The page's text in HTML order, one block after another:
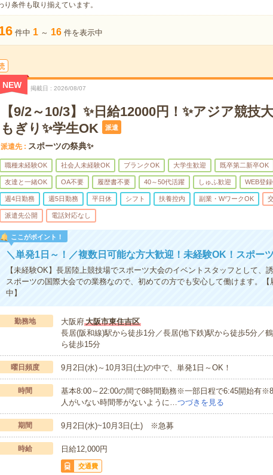
り条件も取り揃えています。
件中 1 ～ 16 件を表示中
NEW 掲載日 2026/08/07
【9/2～10/3】✨日給12000円！✨アジア競技
もぎり✨学生OK
派遣
派遣先 スポーツの祭典✨
職種未経験OK 社会人未経験OK ブランクOK 大学生歓迎 既卒第二新卒OK
友達と一緒OK OA不要 履歴書不要 40～50代活躍 しゅふ歓迎 WEB登
週4日勤務 週5日勤務 平日休 シフト 扶養控内 副業・WワークOK
派遣先公開 電話対応なし
ここがポイント！
＼単発1日～！／複数日可能な方大歓迎！未経験OK！スポー
【未経験OK】長居陸上競技場でスポーツ大会のイベントスタッフとして、
スポーツの国際大会での業務なので、初めての方でも安心して働けます。
中】
勤務地 大阪府大阪市東住吉区
長居(阪和線)駅から徒歩1分／長居(地下鉄)駅から徒歩5分／
ら徒歩15分
曜日頻度 9月2日(水)～10月3日(土)の中で、単発1日～OK！
時間
基本8:00～22:00の間で8時間勤務※一部日程で6:45開始有
人がいない時間帯がないように…つづきを見る
期間 9月2日(水)~10月3日(土) ※急募
時給 日給12,000円
交通費